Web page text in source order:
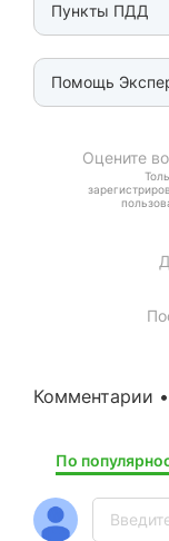
Пункты ПДД
Помощь
Оцените
Комментарии
По